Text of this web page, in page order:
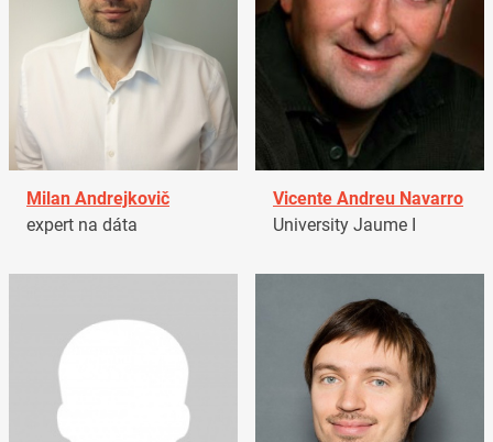
Milan Andrejkovič
expert na dáta
Vicente Andreu Navarro
University Jaume I